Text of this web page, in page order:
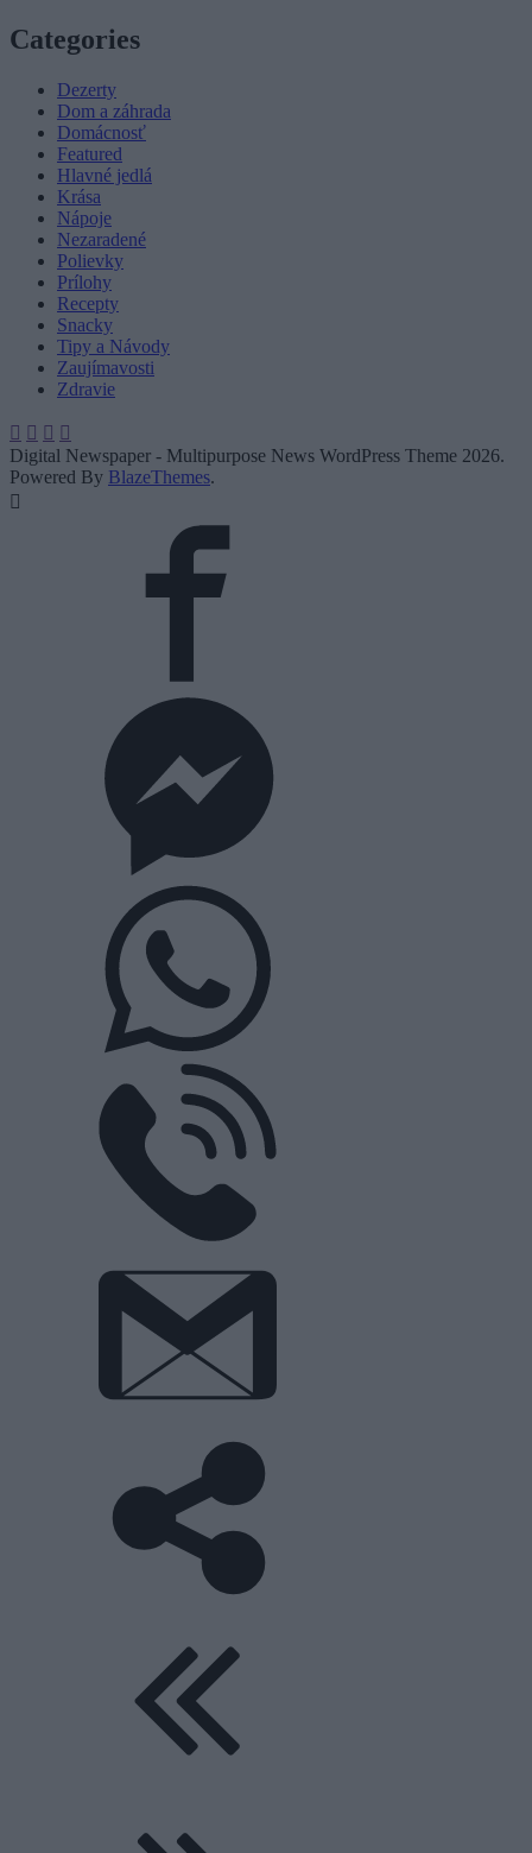
Categories
Dezerty
Dom a záhrada
Domácnosť
Featured
Hlavné jedlá
Krása
Nápoje
Nezaradené
Polievky
Prílohy
Recepty
Snacky
Tipy a Návody
Zaujímavosti
Zdravie
Digital Newspaper - Multipurpose News WordPress Theme 2026.
Powered By BlazeThemes.